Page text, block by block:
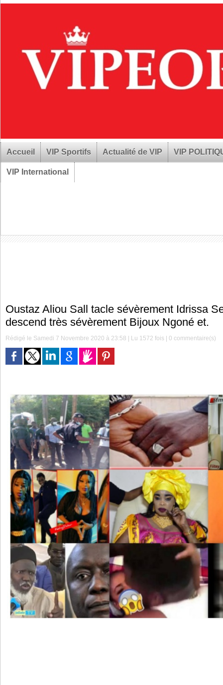
Accueil VIP Sportifs Actualité de VIP VIP
VIP International
Oustaz Aliou Sall tacle sévèrement Idrissa
descend très sévèrement Bijoux Ngoné et.
Rédigé le Samedi 7 Novembre 2020 à 23:58 | Lu 1572 fois |0 commentaire(s)